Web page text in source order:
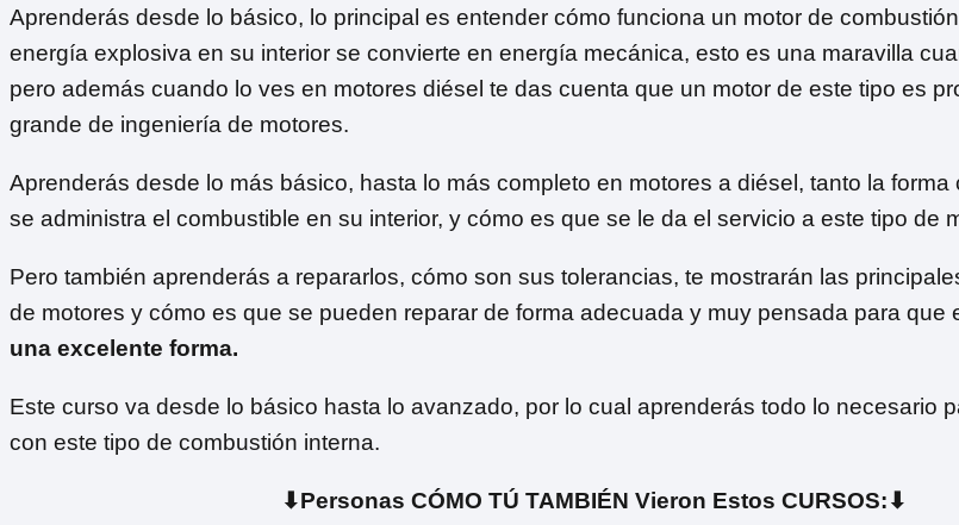
Aprenderás desde lo básico, lo principal es entender cómo funciona un motor de
energía explosiva en su interior se convierte en energía mecánica, esto es una maravilla
pero además cuando lo ves en motores diésel te das cuenta que un motor de este tipo es
grande de ingeniería de motores.
Aprenderás desde lo más básico, hasta lo más completo en motores a diésel, tanto la forma
se administra el combustible en su interior, y cómo es que se le da el servicio a este tipo de
Pero también aprenderás a repararlos, cómo son sus tolerancias, te mostrarán las
de motores y cómo es que se pueden reparar de forma adecuada y muy pensada para que
una excelente forma.
Este curso va desde lo básico hasta lo avanzado, por lo cual aprenderás todo lo necesario
con este tipo de combustión interna.
⬇Personas CÓMO TÚ TAMBIÉN Vieron Estos CURSOS:⬇